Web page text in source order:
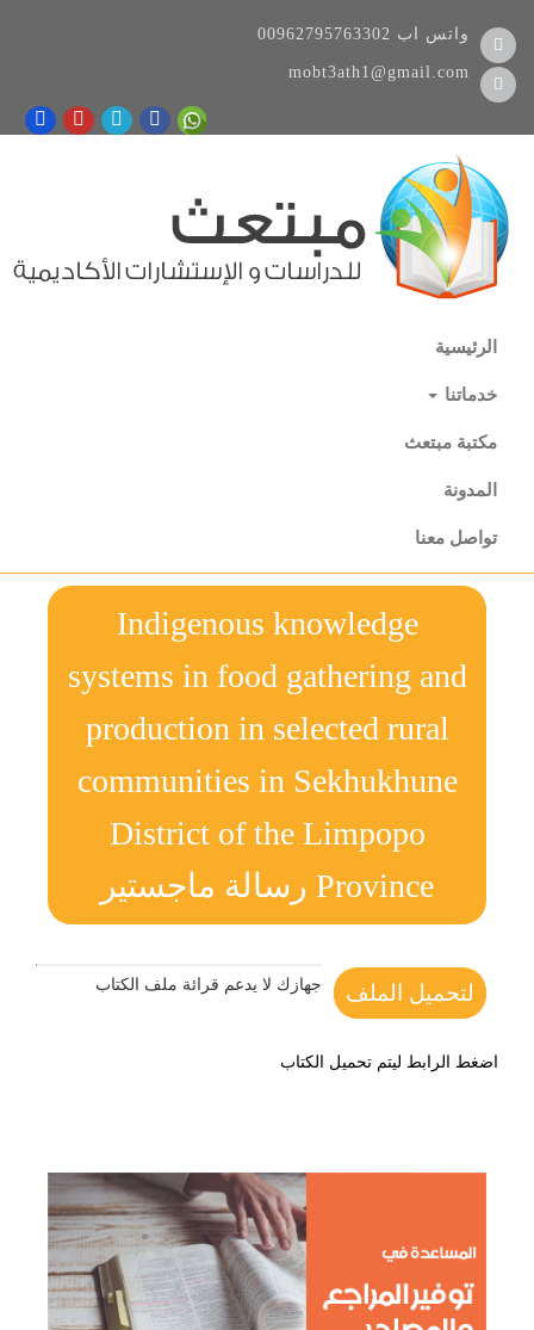
00962795763302 واتس اب
mobt3ath1@gmail.com
الرئيسية
خدماتنا
مكتبة مبتعث
المدونة
تواصل معنا
Indigenous knowledge
systems in food gathering and
production in selected rural
communities in Sekhukhune
District of the Limpopo
Province رسالة ماجستير
لتحميل الملف جهازك لا يدعم قرائة ملف الكتاب
اضغط الرابط ليتم تحميل الكتاب